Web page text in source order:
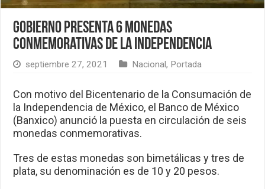
Gobierno presenta 6 monedas
conmemorativas de la Independencia
septiembre 27, 2021 Nacional, Portada
Con motivo del Bicentenario de la Consumación de
la Independencia de México, el Banco de México
(Banxico) anunció la puesta en circulación de seis
monedas conmemorativas.
Tres de estas monedas son bimetálicas y tres de
plata, su denominación es de 10 y 20 pesos.